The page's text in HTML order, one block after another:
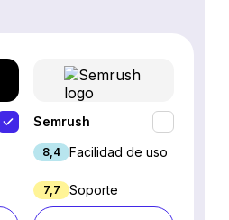
Semrush
8,4 Facilidad de uso
7,7 Soporte